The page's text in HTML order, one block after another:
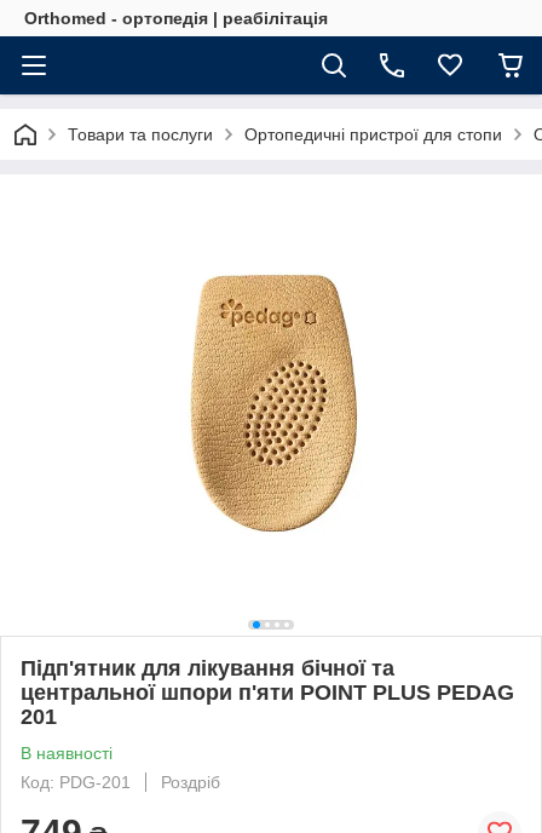
Orthomed - ортопедія | реабілітація
Товари та послуги Ортопедичні пристрої для стопи
Підп'ятник для лікування бічної та
центральної шпори п'яти POINT PLUS PEDAG
201
В наявності
Код: PDG-201
Роздріб